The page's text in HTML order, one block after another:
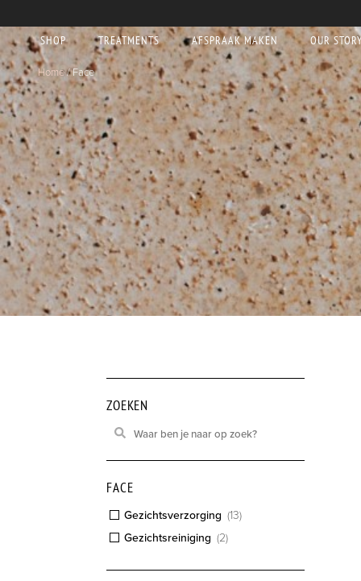
SHOP TREATMENTS AFSPRAAK MAKEN OUR
Home/ Face
ZOEKEN
FACE
Gezichtsverzorging (13)
Gezichtsreiniging (2)